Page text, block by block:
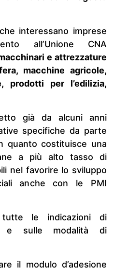
interessano imprese
all’Unione CNA
e attrezzature
macchine agricole,
prodotti per l’edilizia,
già da alcuni anni
specifiche da parte
quanto costituisce una
a più alto tasso di
nel favorire lo sviluppo
anche con le PMI
tutte le indicazioni di
e sulle modalità di
il modulo d’adesione